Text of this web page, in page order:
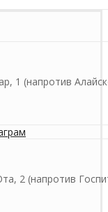
1 (напротив
2 (напротив